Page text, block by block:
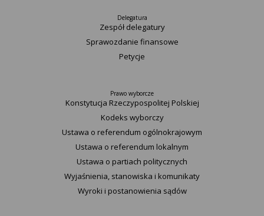
Delegatura
Zespół delegatury
Sprawozdanie finansowe
Petycje
Prawo wyborcze
Konstytucja Rzeczypospolitej Polskiej​
Kodeks wyborczy
Ustawa o referendum ogólnokrajowym
Ustawa o referendum lokalnym
Ustawa o partiach politycznych
Wyjaśnienia, stanowiska i komunikaty
Wyroki i postanowienia sądów